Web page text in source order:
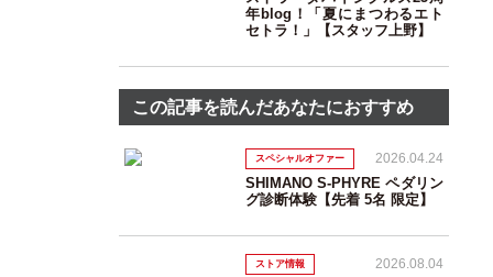
年blog！「夏にまつわるエト
セトラ！」【スタッフ上野】
この記事を読んだあなたにおすすめ
スペシャルオファー 2026.04.24
SHIMANO S-PHYRE ペダリン
グ診断体験【先着 5名 限定】
ストア情報 2026.08.04